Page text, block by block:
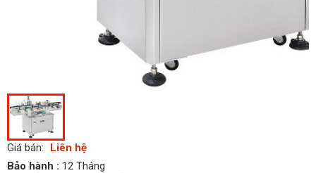
Giá bán:
Liên hệ
Bảo hành : 12 Tháng